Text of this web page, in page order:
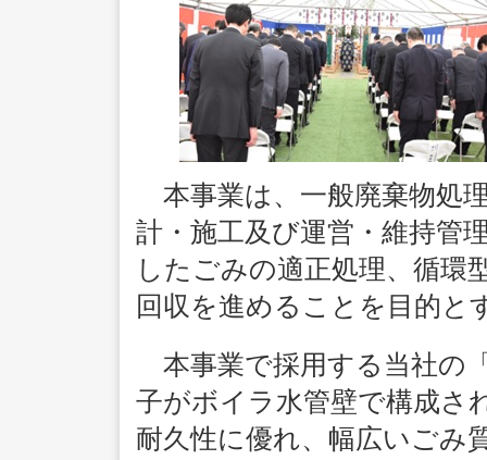
本事業は、一般廃棄物処
計・施工及び運営・維持管
したごみの適正処理、循環
回収を進めることを目的と
本事業で採用する当社の
子がボイラ水管壁で構成さ
耐久性に優れ、幅広いごみ